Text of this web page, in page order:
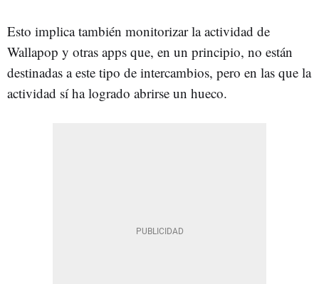
Esto implica también monitorizar la actividad de
Wallapop y otras apps que, en un principio, no están
destinadas a este tipo de intercambios, pero en las que la
actividad sí ha logrado abrirse un hueco.